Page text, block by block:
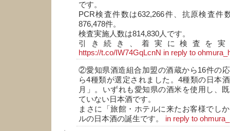
です。
PCR検査件数は632,266件、抗原検査件
876,478件。
検査実施人数は814,830人です。
引き続き、着実に検査を
https://t.co/IW74GqLcnN in reply to
②愛知県酒造組合加盟の酒蔵から16件の
ら4種類が選定されました。4種類の日本
月」。いずれも愛知県の酒米を使用し、
ていない日本酒です。
まさに「旅館・ホテルに来たお客様でし
ルの日本酒の誕生です。 in reply to